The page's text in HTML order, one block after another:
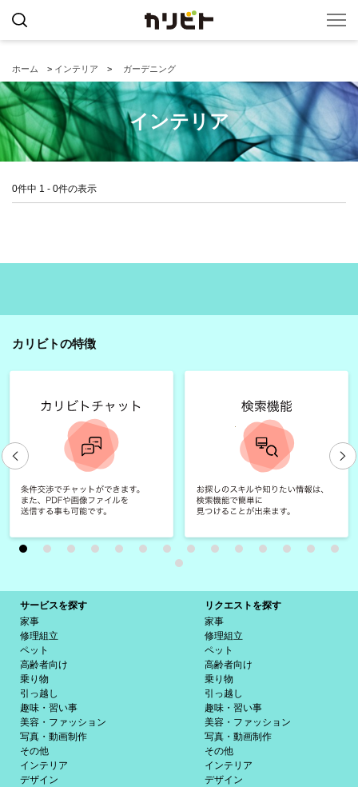
ホーム > インテリア > ガーデニング
インテリア
0件中 1 - 0件の表示
カリビトの特徴
サービスを探す
家事
修理組立
ペット
高齢者向け
乗り物
引っ越し
趣味・習い事
美容・ファッション
写真・動画制作
その他
インテリア
デザイン
リクエストを探す
家事
修理組立
ペット
高齢者向け
乗り物
引っ越し
趣味・習い事
美容・ファッション
写真・動画制作
その他
インテリア
デザイン